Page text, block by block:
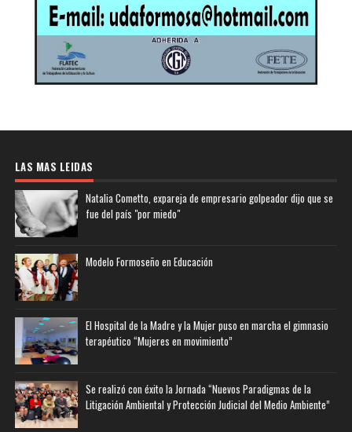
LAS MAS LEIDAS
Natalia Cometto, expareja de empresario golpeador dijo que se
fue del país "por miedo"
Modelo Formoseño en Educación
El Hospital de la Madre y la Mujer puso en marcha el gimnasio
terapéutico “Mujeres en movimiento”
Se realizó con éxito la Jornada “Nuevos Paradigmas de la
Litigación Ambiental y Protección Judicial del Medio Ambiente”